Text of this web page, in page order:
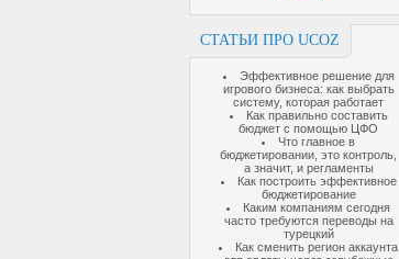
СТАТЬИ ПРО UCOZ
Эффективное решение для
игрового бизнеса: как выбрать
систему, которая работает
Как правильно составить
бюджет с помощью ЦФО
Что главное в
бюджетировании, это контроль,
а значит, и регламенты
Как построить эффективное
бюджетирование
Каким компаниям сегодня
часто требуются переводы на
турецкий
Как сменить регион аккаунта